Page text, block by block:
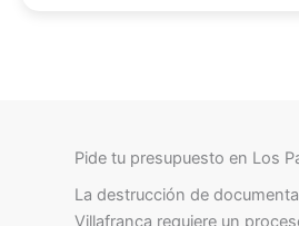
Pide tu presupuesto en Los
La destrucción de
Villafranca requiere un